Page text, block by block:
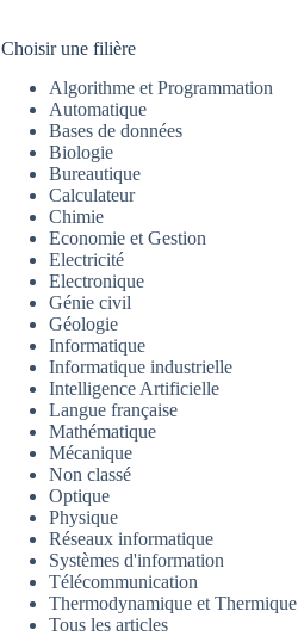
Choisir une filière
Algorithme et Programmation
Automatique
Bases de données
Biologie
Bureautique
Calculateur
Chimie
Economie et Gestion
Electricité
Electronique
Génie civil
Géologie
Informatique
Informatique industrielle
Intelligence Artificielle
Langue française
Mathématique
Mécanique
Non classé
Optique
Physique
Réseaux informatique
Systèmes d'information
Télécommunication
Thermodynamique et Thermique
Tous les articles